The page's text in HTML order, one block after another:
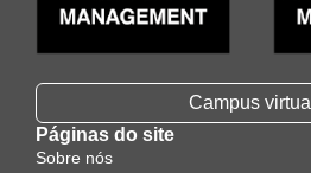
Campus virtual
Páginas do site
Sobre nós